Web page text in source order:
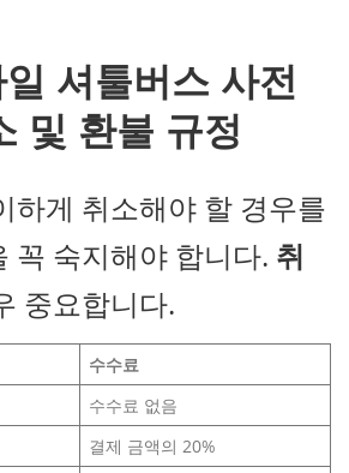
셔툴버스 사전
및 환불 규정
하게 취소해야 할 경우를
꼭 숙지해야 합니다. 취
중요합니다.
수수료
수수료 없음
결제 금액의 20%